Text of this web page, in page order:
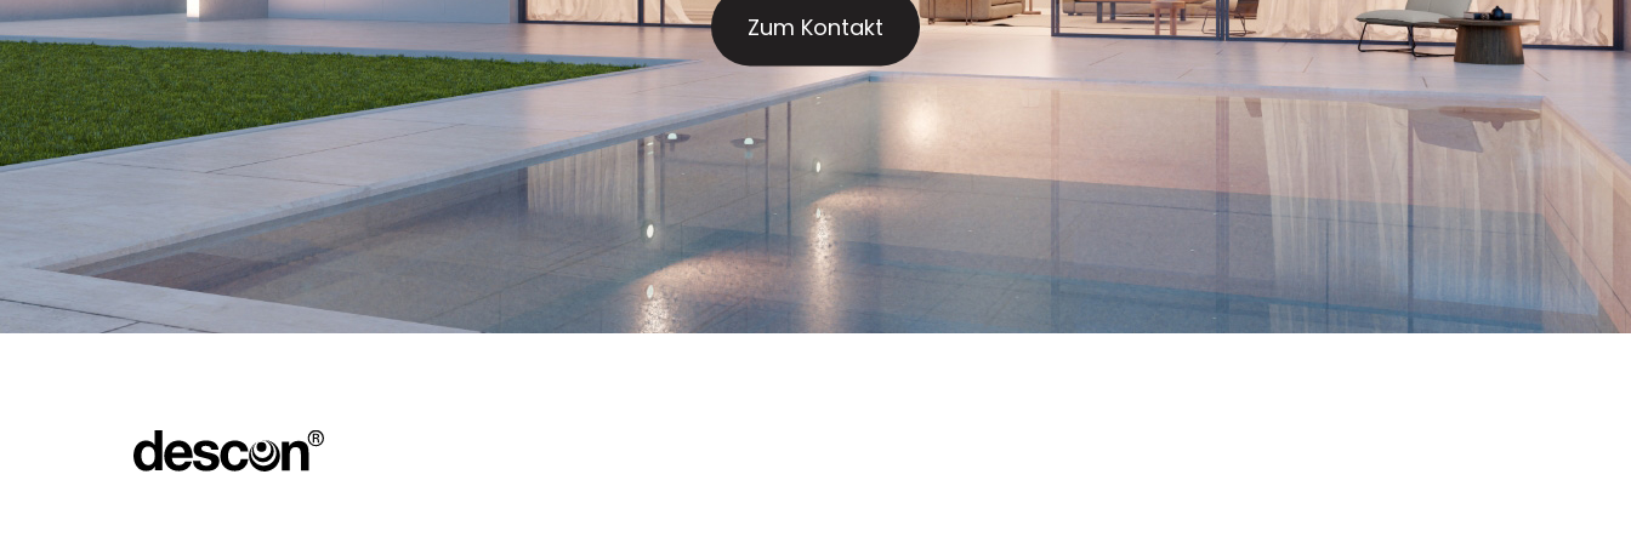
Zum Kontakt